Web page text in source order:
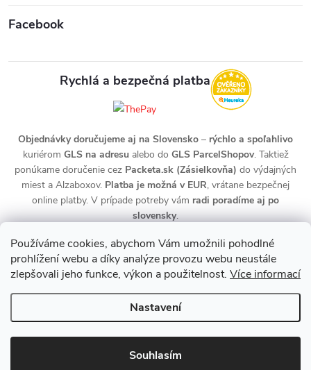
Používáme cookies, abychom Vám umožnili pohodlné
prohlížení webu a díky analýze provozu webu neustále
zlepšovali jeho funkce, výkon a použitelnost. Více informací
Nastavení
Souhlasím
Facebook
Rychlá a bezpečná platba
Objednávky doručujeme aj na Slovensko – rýchlo a spoľahlivo
kuriérom GLS na adresualebo do GLS ParcelShopov. Taktiež
ponúkame doručenie cez Packeta.sk (Zásielkovňa) do výdajných
miest a Alzaboxov. Platba je možná v EUR, vrátane bezpečnej
online platby. V prípade potreby vám radi poradíme aj po
slovensky.
Copyright 2026zdravotnidoplnky.com. Všechna práva vyhrazena.
Upravit nastavení cookies